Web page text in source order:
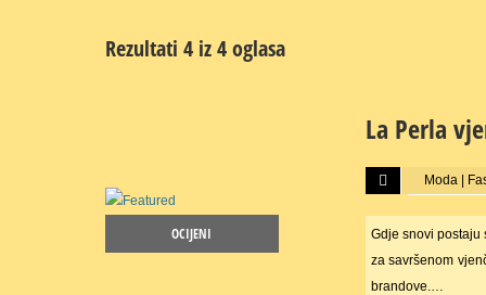
Rezultati 4 iz 4 oglasa
OCIJENI
La Perla
Moda |
Gdje snovi
za savršenom
brandove.…